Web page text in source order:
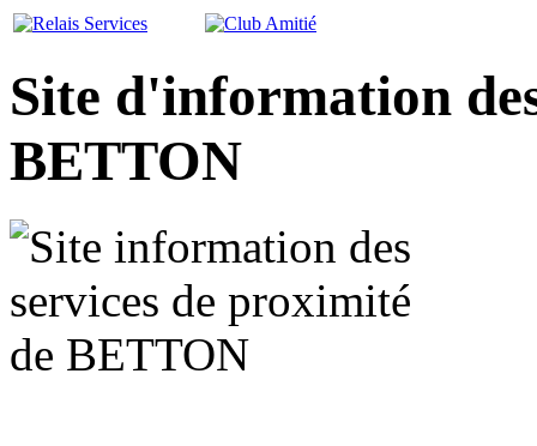
Site d'information
BETTON